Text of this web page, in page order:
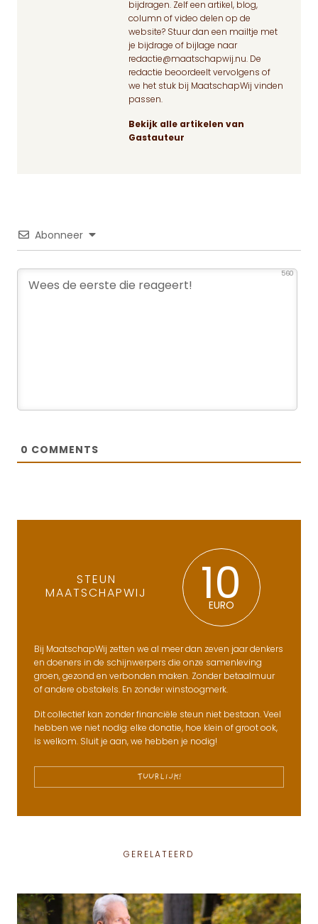
bijdragen. Zelf een artikel, blog,
column of video delen op de
website? Stuur dan een mailtje met
je bijdrage of bijlage naar
redactie@maatschapwij.nu. De
redactie beoordeelt vervolgens of
we het stuk bij MaatschapWij vinden
passen.
Bekijk alle artikelen van
Gastauteur
Abonneer
560
0 COMMENTS
STEUN
MAATSCHAPWIJ
10
EURO
Bij MaatschapWij zetten we al meer dan zeven jaar denkers
en doeners in de schijnwerpers die onze samenleving
groen, gezond en verbonden maken. Zonder betaalmuur
of andere obstakels. En zonder winstoogmerk.
Dit collectief kan zonder financiële steun niet bestaan. Veel
hebben we niet nodig: elke donatie, hoe klein of groot ook,
is welkom. Sluit je aan, we hebben je nodig!
TUURLIJK!
GERELATEERD